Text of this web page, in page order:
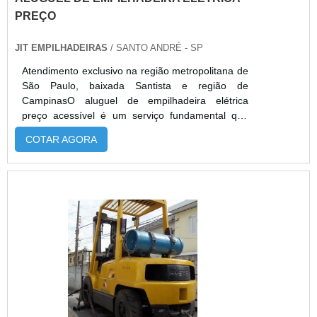
PREÇO
JIT EMPILHADEIRAS / SANTO ANDRÉ - SP
Atendimento exclusivo na região metropolitana de
São Paulo, baixada Santista e região de
CampinasO aluguel de empilhadeira elétrica
preço acessível é um serviço fundamental que
possivelmente trará muito benefícios à empresa
contratante, uma vez que vários
equipamentos o tempo todo. O aluguel evita que
dinheiro em equipamentos e máquinas que serão
utilizadas por um curto período de tempo ou
algumas delas acabam ficando esquecidas num
canto da empresa e duas ou três são utilizadas
continuamente.INFORMAÇÕES ADICIONAIS
SOBRE O PRODUTOAlgumas vantagens do
aluguel de empilhadeira elétrica: A empresa terá a
quantidade certa de equipamentos necessários,
COTAR AGORA